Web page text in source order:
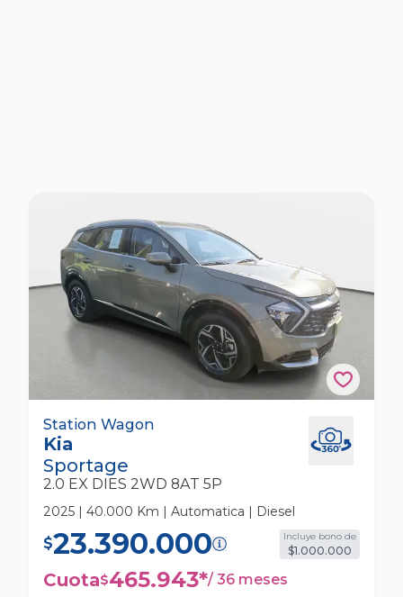
Kia Sportage 2.0 Ex Dies 2wd 8at 5p Station
Wagon
Station Wagon
Kia
Sportage
2.0 EX DIES 2WD 8AT 5P
2025 | 40.000 Km | Automatica | Diesel
$23.390.000 Incluye bono de
$1.000.000
Cuota$465.943*/ 36 meses